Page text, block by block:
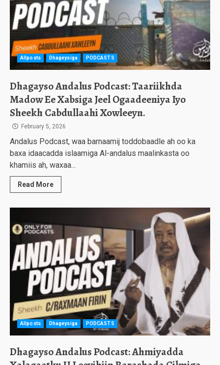
Allposts Dhageysiga PODCASTS
Dhagayso Andalus Podcast: Taariikhda
Madow Ee Xabsiga Jeel Ogaadeeniya Iyo
Sheekh Cabdullaahi Xowleeyn.
February 5, 2026
Andalus Podcast, waa barnaamij toddobaadle ah oo ka
baxa idaacadda islaamiga Al-andalus maalinkasta oo
khamiis ah, waxaa...
Read More
Allposts Dhageysiga PODCASTS
Dhagayso Andalus Podcast: Ahmiyadda